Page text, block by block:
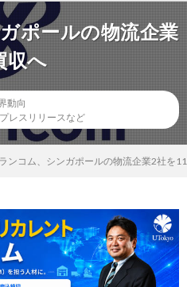
ポールの物流企業
収へ
動向
プレスリリースなど
ンコム、シンガポールの物流企業2社を